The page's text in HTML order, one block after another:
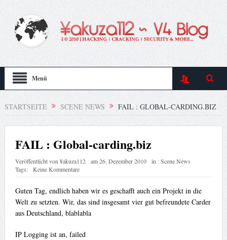
Menü
STARTSEITE SCENE NEWS FAIL : GLOBAL-CARDING.BIZ
FAIL : Global-carding.biz
Veröffentlicht von¥akuza112 am26. Dezember 2010 in :Scene News
Tags:
Keine Kommentare
Guten Tag, endlich haben wir es geschafft auch ein Projekt in die
Welt zu setzten. Wir, das sind insgesamt vier gut befreundete Carder
aus Deutschland, blablabla
IP Logging ist an, failed